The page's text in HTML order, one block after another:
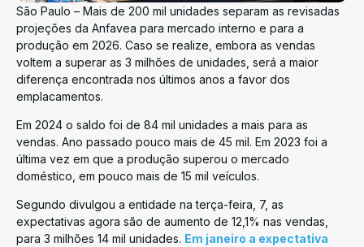
São Paulo – Mais de 200 mil unidades separam as revisadas
projeções da Anfavea para mercado interno e para a
produção em 2026. Caso se realize, embora as vendas
voltem a superar as 3 milhões de unidades, será a maior
diferença encontrada nos últimos anos a favor dos
emplacamentos.
Em 2024 o saldo foi de 84 mil unidades a mais para as
vendas. Ano passado pouco mais de 45 mil. Em 2023 foi a
última vez em que a produção superou o mercado
doméstico, em pouco mais de 15 mil veículos.
Segundo divulgou a entidade na terça-feira, 7, as
expectativas agora são de aumento de 12,1% nas vendas,
para 3 milhões 14 mil unidades. Em janeiro a expectativa